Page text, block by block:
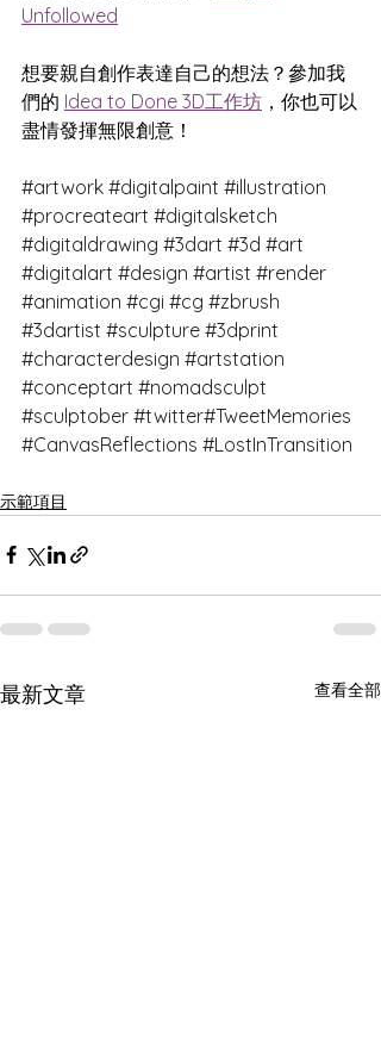
Unfollowed
想要親自創作表達自己的想法？ 參加我
們的 Idea to Done 3D工作坊 ，你也可以
盡情發揮無限創意！
#artwork #digitalpaint #illustration
#procreateart #digitalsketch
#digitaldrawing #3dart #3d #art
#digitalart #design #artist #render
#animation #cgi #cg #zbrush
#3dartist #sculpture #3dprint
#characterdesign #artstation
#conceptart #nomadsculpt
#sculptober #twitter#TweetMemories
#CanvasReflections #LostInTransition
示範項目
最新文章 查看全部